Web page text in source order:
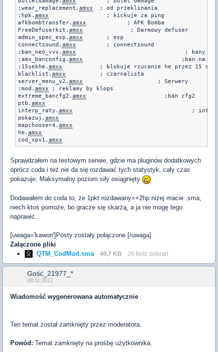
;wear_replacement. amxx
;hpk. amxx
afkbombtransfer. amxx
FreeDefuserkit. amxx
admin_spec_esp. amxx
connectsound. amxx
;ban_neo_vvv. amxx
;amx_banconfig. amxx
;15sekhe. amxx
blacklist. amxx
server_menu_v2. amxx
;mod. amxx ; reklamy by klops
extreme_bancfg2. amxx
ptb. amxx
interp_raty. amxx
pokazuj. amxx
mapchooser4. amxx
he. amxx
cod_xpv1. amxx
Sprawdzałem na testowym serwie, gdzie ma pluginów dodatkowych
oprócz coda i też nie da się rozdawać tych statystyk, cały czas
pokazuje: Maksymalny poziom siły osiągnięty
Dodawałem do coda to, że 1pkt rozdawany=+2hp niżej macie .sma,
niech ktoś pomoże, bo gracze się skarżą, a ja nie mogę tego
naprawić..
[uwaga='kawon']Posty zostały połączone.[/uwaga]
Załączone pliki
QTM_CodMod.sma
40,7 KB 26 Ilość pobrań
Gość_21977_*
08.11.2012
Wiadomość wygenerowana automatycznie
Ten temat został zamknięty przez moderatora.
Powód: Temat zamknięty na prośbę użytkownika.